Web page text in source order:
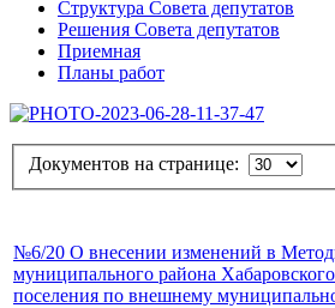
Структура Совета депутатов
Решения Совета депутатов
Приемная
Планы работ
Документов на странице:
№6/20 О внесении изменений в
муниципального района
поселения по внешнему